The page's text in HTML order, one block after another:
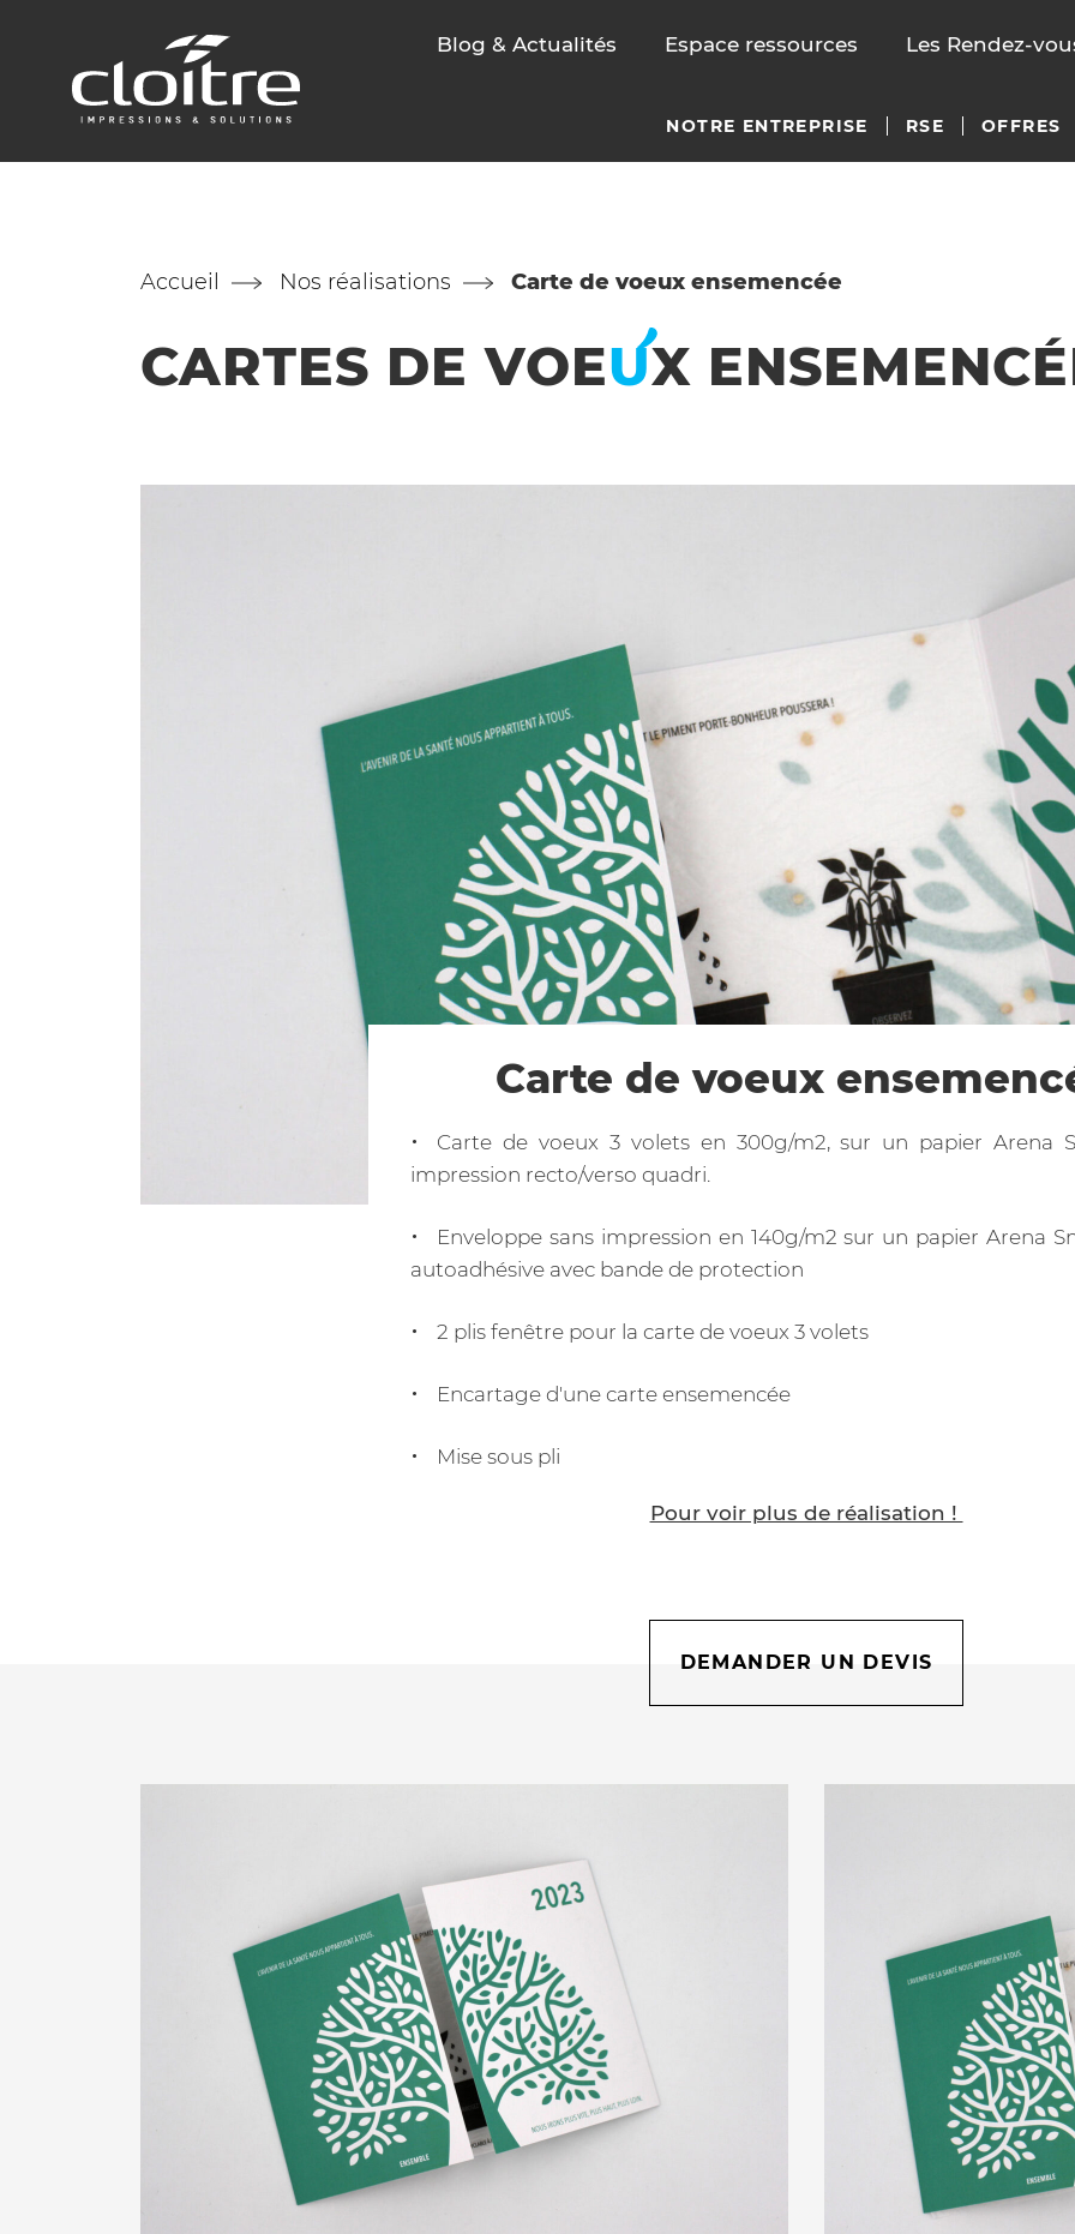
Blog & Actualités Espace ressources Les Rendez-
NOTRE ENTREPRISE RSE OFFRES
Accueil Nos réalisations Carte de voeux ensemencée
CARTES DEVOEUX
Carte de voeux
Carte de voeux 3 volets en 300g/m2, sur un papier Arena
impression recto/verso quadri.
Enveloppe sans impression en 140g/m2 sur un papier Arena
autoadhésive avec bande de protection
2 plis fenêtre pour la carte de voeux 3 volets
Encartage d'une carte ensemencée
Mise sous pli
Pour voir plus de réalisation !
DEMANDER UN DEVIS